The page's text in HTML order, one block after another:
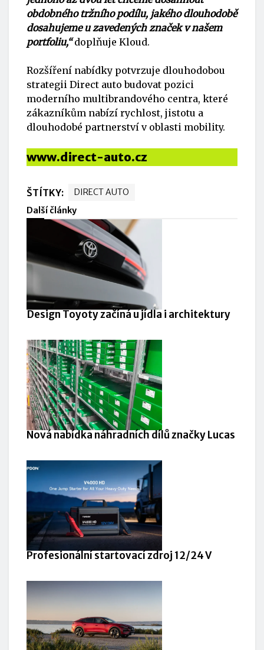
obdobného tržního podílu, jakého dlouhodobě
dosahujeme u zavedených značek v našem
portfoliu,“doplňuje Kloud.
Rozšíření nabídky potvrzuje dlouhodobou
strategii Direct auto budovat pozici
moderního multibrandového centra, které
zákazníkům nabízí rychlost, jistotu a
dlouhodobé partnerství v oblasti mobility.
www.direct-auto.cz
ŠTÍTKY:
DIRECT AUTO
Další články
Design Toyoty začíná u jídla i architektury
Nová nabídka náhradních dílů značky Lucas
Profesionální startovací zdroj 12/24 V